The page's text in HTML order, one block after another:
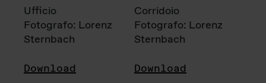
Ufficio
Fotografo: Lorenz
Sternbach
Download
Corridoio
Fotografo: Lorenz
Sternbach
Download